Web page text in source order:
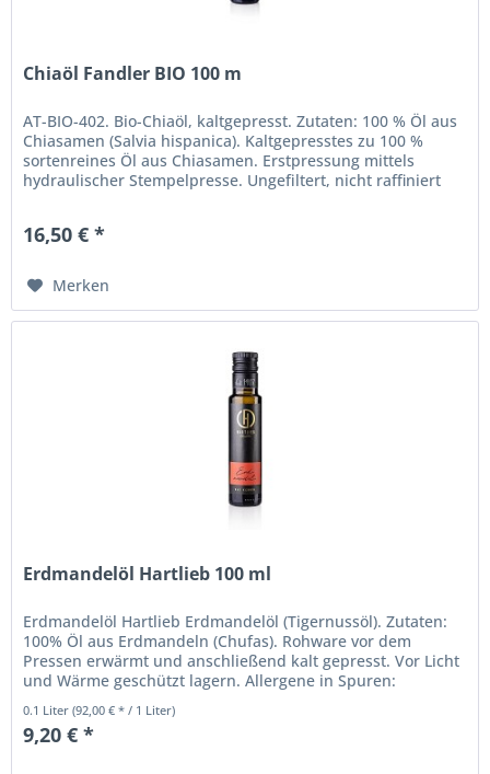
Chiaöl Fandler BIO 100 m
AT-BIO-402. Bio-Chiaöl, kaltgepresst. Zutaten: 100 % Öl aus
Chiasamen (Salvia hispanica). Kaltgepresstes zu 100 %
sortenreines Öl aus Chiasamen. Erstpressung mittels
hydraulischer Stempelpresse. Ungefiltert, nicht raffiniert
16,50 € *
Merken
Erdmandelöl Hartlieb 100 ml
Erdmandelöl Hartlieb Erdmandelöl (Tigernussöl). Zutaten:
100% Öl aus Erdmandeln (Chufas). Rohware vor dem
Pressen erwärmt und anschließend kalt gepresst. Vor Licht
und Wärme geschützt lagern. Allergene in Spuren:
0.1 Liter(92,00 € * / 1 Liter)
9,20 € *